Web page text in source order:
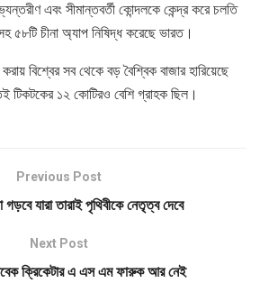
এবং সীমান্তবর্তী কোন্দলকে কেন্দ্র করে চলতি
৫৮টি চীনা অ্যাপ নিষিদ্ধ করেছে ভারত।
বিশ্বের সব থেকে বড় বৈশ্বিক বাজার হারিয়েছে
টিকটকের ১২ কোটিরও বেশি গ্রাহক ছিল।
Previous Post
গড়বে যারা তারাই পৃথিবীকে নেতৃত্ব দেবে
Next Post
ক্রিকেটার এ এস এম ফারুক আর নেই